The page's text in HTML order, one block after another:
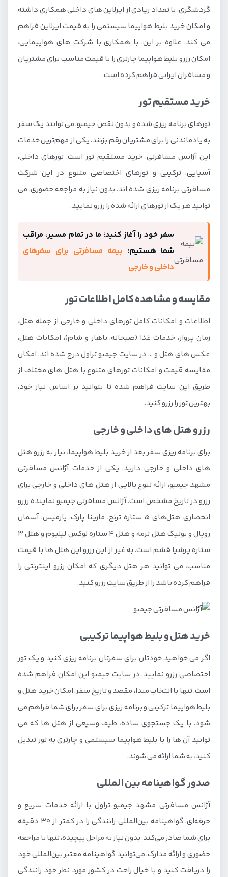
گردشگری، با تعداد زیادی از ایرلاین های داخلی همکاری داشته
و امکان خرید بلیط هواپیما سیستمی را به قیمت ایرلاین فراهم
می کند. علاوه بر این، با همکاری با شرکت های هواپیمایی،
امکان رزرو بلیط هواپیما چارتری را با قیمت مناسب برای مشتریان
و مسافران ایرانی فراهم کرده است.
خرید مستقیم تور
تورهای برنامه ریزی شده و بدون نقص جیمبو، می توانند یک سفر
به یادماندنی را برای مشتریان رقم بزنند. یکی از مهم‌ترین خدمات
این آژانس مسافرتی، خرید مستقیم تور است. تورهای داخلی،
آسیایی، ترکیبی و تورهای اختصاصی متنوع در این شرکت
مسافرتی برنامه ریزی شده اند. بدون نیاز به مراجعه حضوری، می
توانید هر یک از تورهای ارائه شده را رزرو نمایید.
سفر خود را آغاز کنید؛ ما در تمام مسیر، مراقب
شما هستیم: بیمه مسافرتی برای سفرهای
داخلی و خارجی
مقایسه و مشاهده کامل اطلاعات تور
اطلاعات و امکانات کامل تورهای داخلی و خارجی از جمله هتل،
زمان پرواز، خدمات غذا (صبحانه، ناهار و شام)، امکانات هتل،
عکس های هتل و … در سایت جیمبو تراول درج شده اند. امکان
مقایسه قیمت و امکانات تورهای متنوع با هتل های مختلف از
طریق این سایت فراهم شده تا بتوانید بر اساس نیاز خود،
بهترین تور را رزرو کنید.
رزرو هتل های داخلی و خارجی
برای برنامه ریزی سفر بعد از خرید بلیط هواپیما، نیاز به رزرو هتل
های داخلی و خارجی دارید. یکی از خدمات آژانس مسافرتی
مشهد جیمبو، ارائه تنوع بالایی از هتل های داخلی و خارجی برای
رزرو در تاریخ مشخص است. آژانس مسافرتی جیمبو نماینده رزرو
انحصاری هتل‌های ۵ ستاره ترنج، مارینا پارک، پارمیس، آسمان
رویال و بوتیک هتل ترمه و هتل ۴ ستاره لوکس لیلیوم و هتل 3
ستاره پرشیا قشم است. به غیر از این رزرو این هتل ها با قیمت
مناسب، می توانید هر هتل دیگری که امکان رزرو اینترنتی را
فراهم کرده باشد را از طریق سایت رزرو کنید.
خرید هتل و بلیط هواپیما ترکیبی
اگر می خواهید خودتان برای سفرتان برنامه ریزی کنید و یک تور
اختصاصی رزرو نمایید، در سایت جیمبو این امکان فراهم شده
است. تنها با انتخاب مبدا، مقصد و تاریخ سفر، امکان خرید هتل و
بلیط هواپیما ترکیبی و برنامه ریزی برای سفر برای شما فراهم می
شود. با یک جستجوی ساده، طیف وسیعی از هتل ها که می
توانید آن ها را با بلیط هواپیما سیستمی و چارتری به تور تبدیل
کنید، به شما ارائه می شوند.
صدور گواهینامه بین المللی
آژانس مسافرتی مشهد جیمبو تراول با ارائه خدمات سریع و
حرفه‌ای، گواهینامه بین‌المللی رانندگی را در کمتر از 30 دقیقه
برای شما صادر می‌کند. بدون نیاز به مراحل پیچیده، تنها با مراجعه
حضوری و ارائه مدارک، می‌توانید گواهینامه معتبر بین‌المللی خود
را دریافت کنید و با خیال راحت در کشور مورد نظر خود رانندگی